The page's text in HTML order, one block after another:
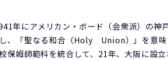
年にアメリカン・ボード（会衆派）の神
、「聖なる和合（Holy Union）」を意味
姆師範科を統合して、21年、大阪に設立